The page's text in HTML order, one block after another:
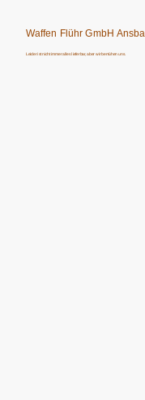
Waffen Flühr GmbH
Leider ist nicht immer alles lieferbar, aber wir bemühen uns.